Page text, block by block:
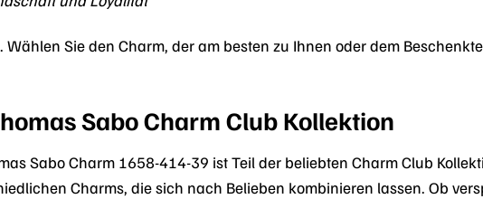
Wählen Sie den Charm, der am besten zu Ihnen oder dem
Sabo Charm Club Kollektion
Sabo Charm 1658-414-39 ist Teil der beliebten Charm Club
Charms, die sich nach Belieben kombinieren lassen. Ob